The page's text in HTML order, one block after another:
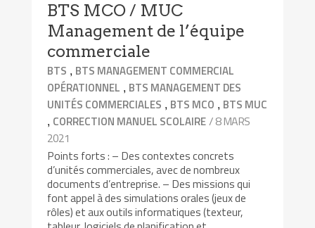
BTS MCO / MUC
Management de l’équipe
commerciale
BTS , BTS MANAGEMENT COMMERCIAL
OPÉRATIONNEL , BTS MANAGEMENT DES
UNITÉS COMMERCIALES , BTS MCO , BTS MUC
, CORRECTION MANUEL SCOLAIRE/ 8 MARS
2021
Points forts : – Des contextes concrets
d’unités commerciales, avec de nombreux
documents d’entreprise. – Des missions qui
font appel à des simulations orales (jeux de
rôles) et aux outils informatiques (texteur,